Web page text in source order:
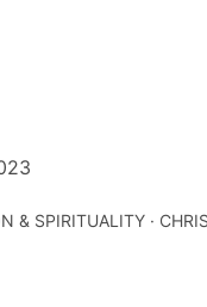
& SPIRITUALITY ·